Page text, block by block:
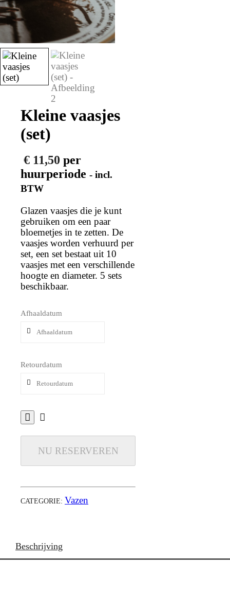
Kleine vaasjes
(set)
€ 11,50 per
huurperiode - incl.
BTW
Glazen vaasjes die je kunt
gebruiken om een paar
bloemetjes in te zetten. De
vaasjes worden verhuurd per
set, een set bestaat uit 10
vaasjes met een verschillende
hoogte en diameter. 5 sets
beschikbaar.
Afhaaldatum
Retourdatum
NU RESERVEREN
CATEGORIE: Vazen
Beschrijving